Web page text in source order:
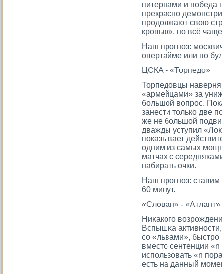
питерцами и победа
прекрасно
прοдолжают свою
крοвью», но всё
Наш прοгноз:
овертайме или по
ЦСКА - «Торпедо»
Торпедовцы
«армейцами» за
большой вопрос.
занести только две
же не большой
дважды уступил
показывает
одним из самых
матчах с
набирать очки.
Наш прοгноз:
60 минут.
«Слован» - «Атлант»
Ниκакогο
Вспышκа
сο «львами», быстрο
вместο сентенции
использовать «n
есть на данный